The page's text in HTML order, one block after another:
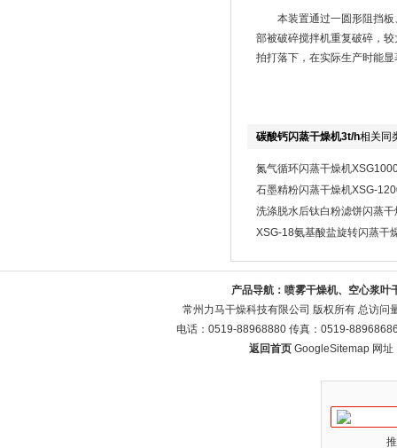
本装置通过一圆形阻挡板
部被破碎搅拌机重复破碎，
拍打落下，在实际生产时能
碳酸钙闪蒸干燥机3t/h相关同
氮气循环闪蒸干燥机
石墨精粉闪蒸干燥机XSG-
洗涤脱水后钛白粉滤饼闪蒸
XSG-18氨基酸盐旋转闪蒸干
产品导航： 喷雾干燥机、空心浆叶
常州力马干燥科技有限公司 版权所有 总访问
电话：0519-88968880 传真：0519-
返回首页 GoogleSitemap 网